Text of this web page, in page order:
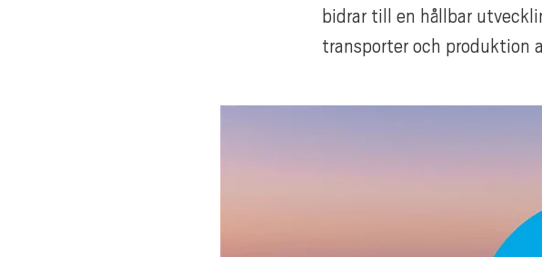
bidrar till en hållbar
transporter och produktion